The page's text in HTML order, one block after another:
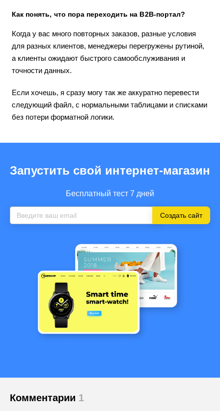
Как понять, что пора переходить на B2B-портал?
Когда у вас много повторных заказов, разные условия
для разных клиентов, менеджеры перегружены рутиной,
а клиенты ожидают быстрого самообслуживания и
точности данных.
Если хочешь, я сразу могу так же аккуратно перевести
следующий файл, с нормальными таблицами и списками
без потери форматной логики.
Запустить свой интернет-магазин
Бесплатный тест 7 дней
Создать сайт
Комментарии 1